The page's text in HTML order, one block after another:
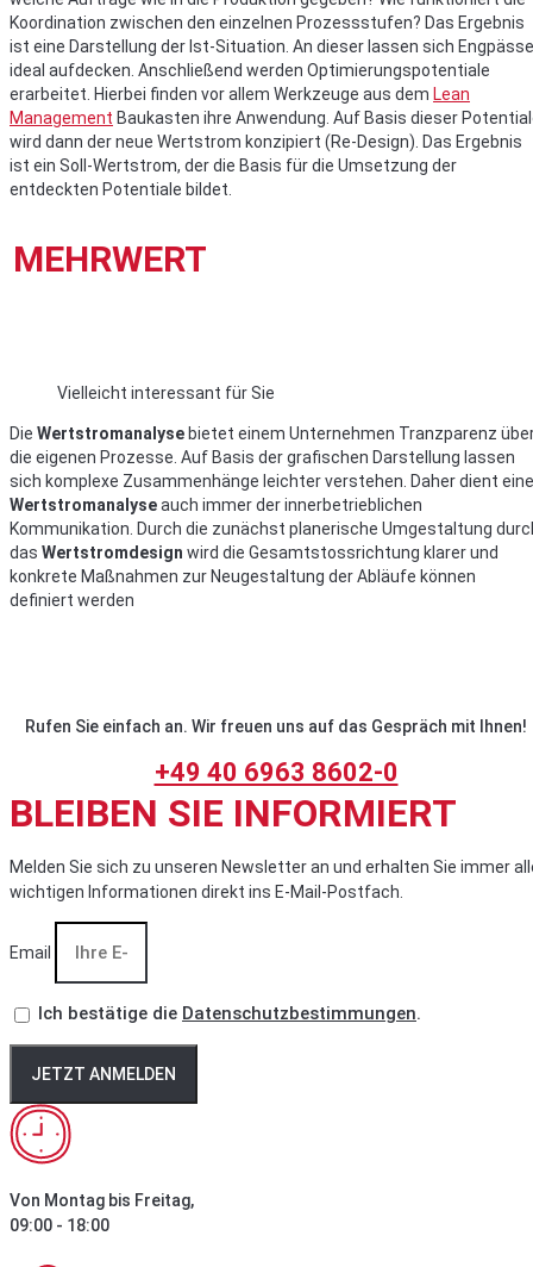
Koordination zwischen den einzelnen Prozessstufen? Das Ergebnis
ist eine Darstellung der Ist-Situation. An dieser lassen sich Engpässe
ideal aufdecken. Anschließend werden Optimierungspotentiale
erarbeitet. Hierbei finden vor allem Werkzeuge aus dem Lean
Management Baukasten ihre Anwendung. Auf Basis dieser
wird dann der neue Wertstrom konzipiert (Re-Design). Das Ergebnis
ist ein Soll-Wertstrom, der die Basis für die Umsetzung der
entdeckten Potentiale bildet.
MEHRWERT
Vielleicht interessant für Sie
Die Wertstromanalyse bietet einem Unternehmen Tranzparenz
die eigenen Prozesse. Auf Basis der grafischen Darstellung lassen
sich komplexe Zusammenhänge leichter verstehen. Daher dient eine
Wertstromanalyseauch immer der innerbetrieblichen
Kommunikation. Durch die zunächst planerische Umgestaltung
das Wertstromdesign wird die Gesamtstossrichtung klarer und
konkrete Maßnahmen zur Neugestaltung der Abläufe können
definiert werden
Rufen Sie einfach an. Wir freuen uns auf das Gespräch mit Ihnen!
+49 40 6963 8602-0
BLEIBEN SIE INFORMIERT
Melden Sie sich zu unseren Newsletter an und erhalten Sie immer
wichtigen Informationen direkt ins E-Mail-Postfach.
Email
Ich bestätige die Datenschutzbestimmungen.
JETZT ANMELDEN
Von Montag bis Freitag,
09:00 - 18:00